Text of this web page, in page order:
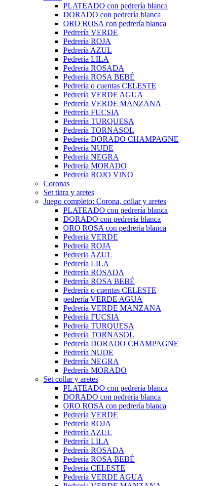
PLATEADO con pedrería blanca
DORADO con pedrería blanca
ORO ROSA con pedrería blanca
Pedrería VERDE
Pedrería ROJA
Pedrería AZUL
Pedrería LILA
Pedrería ROSADA
Pedrería ROSA BEBÉ
Pedrería o cuentas CELESTE
Pedrería VERDE AGUA
Pedrería VERDE MANZANA
Pedrería FUCSIA
Pedrería TURQUESA
Pedrería TORNASOL
Pedrería DORADO CHAMPAGNE
Pedrería NUDE
Pedrería NEGRA
Pedrería MORADO
Pedrería ROJO VINO
Coronas
Set tiara y aretes
Juego completo: Corona, collar y aretes
PLATEADO con pedrería blanca
DORADO con pedrería blanca
ORO ROSA con pedrería blanca
Pedreria VERDE
Pedreria ROJA
Pedreria AZUL
Pedrería LILA
Pedrería ROSADA
Pedrería ROSA BEBÉ
Pedrería o cuentas CELESTE
pedrería VERDE AGUA
Pedrería VERDE MANZANA
Pedrería FUCSIA
Pedrería TURQUESA
Pedrería TORNASOL
Pedrería DORADO CHAMPAGNE
Pedrería NUDE
Pedrería NEGRA
Pedrería MORADO
Set collar y aretes
PLATEADO con pedrería blanca
DORADO con pedrería blanca
ORO ROSA con pedrería blanca
Pedrería VERDE
Pedrería ROJA
Pedrería AZUL
Pedrería LILA
Pedrería ROSADA
Pedrería ROSA BEBÉ
Pedrería CELESTE
Pedrería VERDE AGUA